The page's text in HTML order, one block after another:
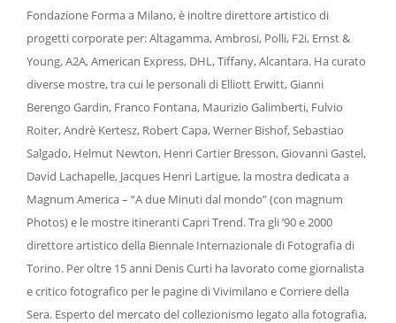
Fondazione Forma a Milano, è inoltre direttore artistico di
progetti corporate per: Altagamma, Ambrosi, Polli, F2i, Ernst &
Young, A2A, American Express, DHL, Tiffany, Alcantara. Ha curato
diverse mostre, tra cui le personali di Elliott Erwitt, Gianni
Berengo Gardin, Franco Fontana, Maurizio Galimberti, Fulvio
Roiter, Andrè Kertesz, Robert Capa, Werner Bishof, Sebastiao
Salgado, Helmut Newton, Henri Cartier Bresson, Giovanni Gastel,
David Lachapelle, Jacques Henri Lartigue, la mostra dedicata a
Magnum America – “A due Minuti dal mondo” (con magnum
Photos) e le mostre itineranti Capri Trend. Tra gli ’90 e 2000
direttore artistico della Biennale Internazionale di Fotografia di
Torino. Per oltre 15 anni Denis Curti ha lavorato come giornalista
e critico fotografico per le pagine di Vivimilano e Corriere della
Sera. Esperto del mercato del collezionismo legato alla fotografia,